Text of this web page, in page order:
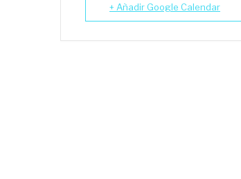
+ Añadir Google Calendar